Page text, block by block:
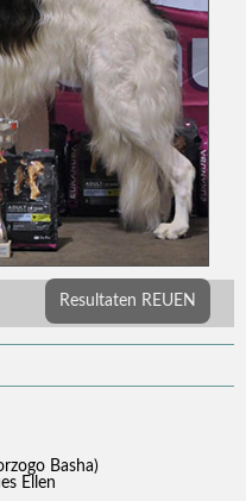
Resultaten REUEN
Basha)
Ellen